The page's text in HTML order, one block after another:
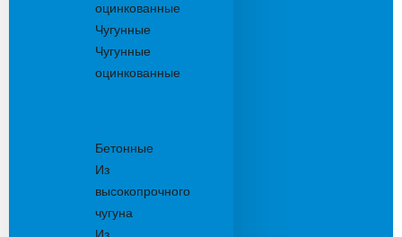
оцинкованные
Чугунные
Чугунные
оцинкованные
Бетонные
Из
высокопрочного
чугуна